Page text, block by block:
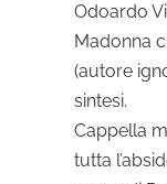
Odoardo
Madonna
(autore
sintesi.
Cappella
tutta